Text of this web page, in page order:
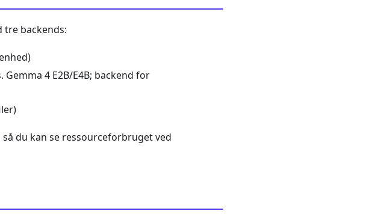
tre backends:
Gemma 4 E2B/E4B; backend for
du kan se ressourceforbruget ved